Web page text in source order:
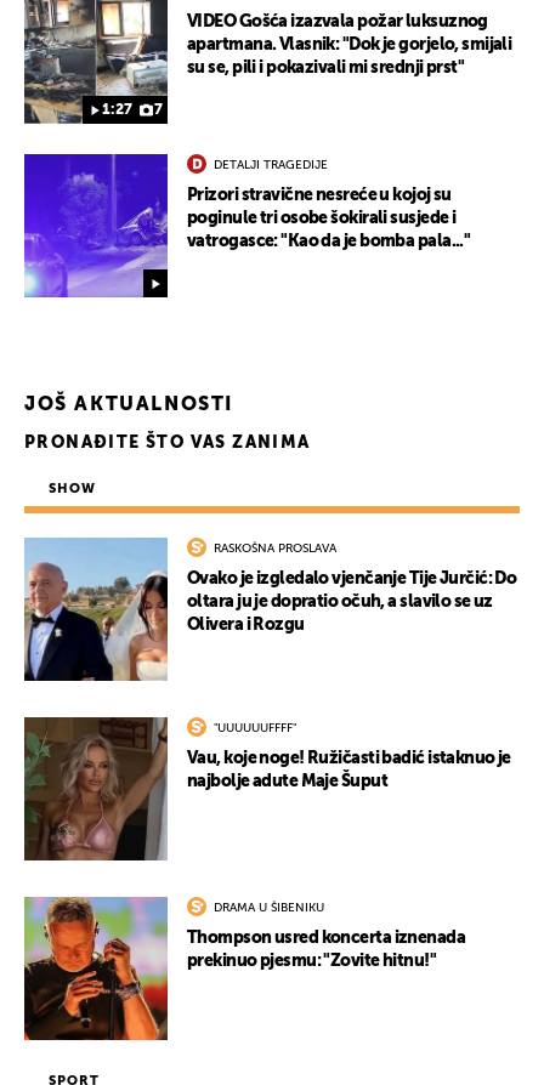
1:27 7
VIDEO Gošća izazvala požar luksuznog
apartmana. Vlasnik: "Dok je gorjelo, smijali
su se, pili i pokazivali mi srednji prst"
DETALJI TRAGEDIJE
Prizori stravične nesreće u kojoj su
poginule tri osobe šokirali susjede i
vatrogasce: "Kao da je bomba pala..."
JOŠ AKTUALNOSTI
PRONAĐITE ŠTO VAS ZANIMA
SHOW
RASKOŠNA PROSLAVA
Ovako je izgledalo vjenčanje Tije Jurčić: Do
oltara ju je dopratio očuh, a slavilo se uz
Olivera i Rozgu
"UUUUUUFFFF"
Vau, koje noge! Ružičasti badić istaknuo je
najbolje adute Maje Šuput
DRAMA U ŠIBENIKU
Thompson usred koncerta iznenada
prekinuo pjesmu: "Zovite hitnu!"
SPORT